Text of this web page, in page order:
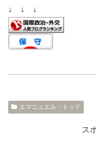
↓ ↓ ↓
エマニュエル・トッド
ス